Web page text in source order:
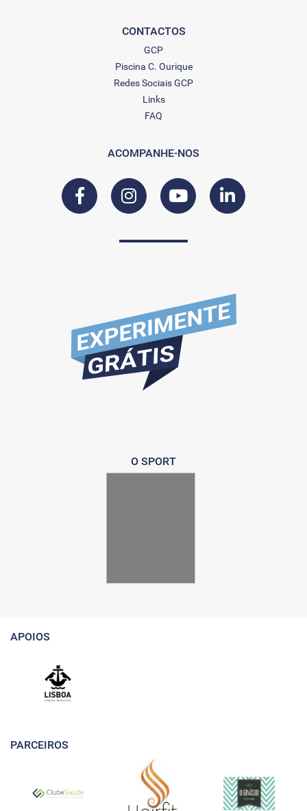
CONTACTOS
GCP
Piscina C. Ourique
Redes Sociais GCP
Links
FAQ
ACOMPANHE-NOS
O SPORT
APOIOS
PARCEIROS